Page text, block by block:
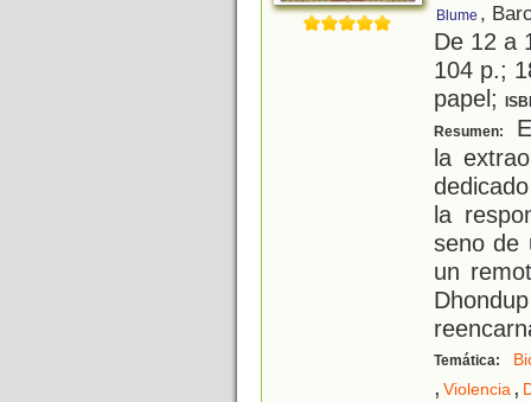
Blume ,
De 12 a
104 p.;
papel;
Resumen:
la
la
seno de
un
Temática:
, Violencia,